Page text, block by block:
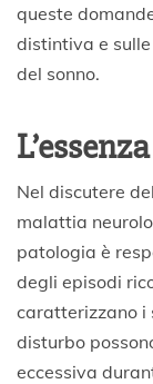
queste
distintiva e
del sonno.
Nel discutere
malattia
patologia è
degli episodi
caratterizzano i
disturbo
eccessiva